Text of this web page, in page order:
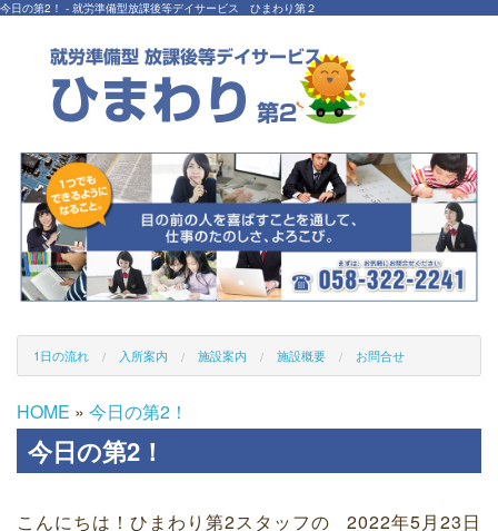
今日の第2！ - 就労準備型放課後等デイサービス ひまわり第２
1日の流れ 入所案内 施設案内 施設概要 お問合せ
HOME » 今日の第2！
今日の第2！
2022年5月23日
こんにちは！ひまわり第2スタッフの